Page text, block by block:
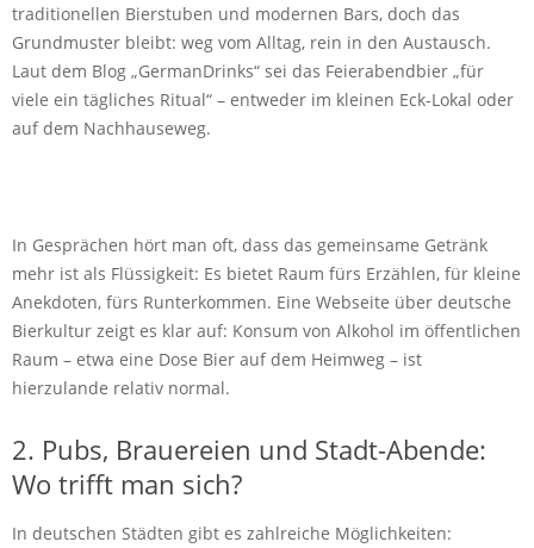
traditionellen Bierstuben und modernen Bars, doch das
Grundmuster bleibt: weg vom Alltag, rein in den Austausch.
Laut dem Blog „GermanDrinks“ sei das Feierabendbier „für
viele ein tägliches Ritual“ – entweder im kleinen Eck-Lokal oder
auf dem Nachhauseweg.
In Gesprächen hört man oft, dass das gemeinsame Getränk
mehr ist als Flüssigkeit: Es bietet Raum fürs Erzählen, für kleine
Anekdoten, fürs Runterkommen. Eine Webseite über deutsche
Bierkultur zeigt es klar auf: Konsum von Alkohol im öffentlichen
Raum – etwa eine Dose Bier auf dem Heimweg – ist
hierzulande relativ normal.
2. Pubs, Brauereien und Stadt-Abende:
Wo trifft man sich?
In deutschen Städten gibt es zahlreiche Möglichkeiten: